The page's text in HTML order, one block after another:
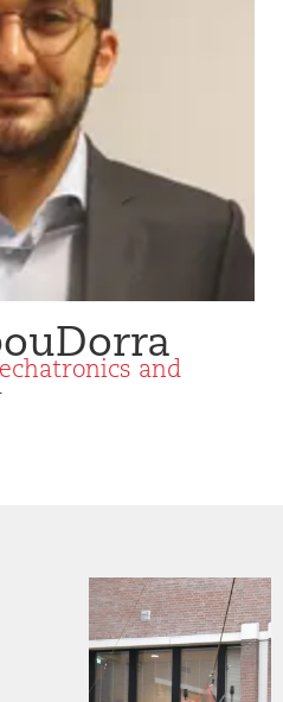
and